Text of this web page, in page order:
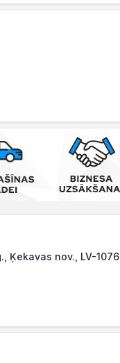
Ķekavas nov., LV-1076